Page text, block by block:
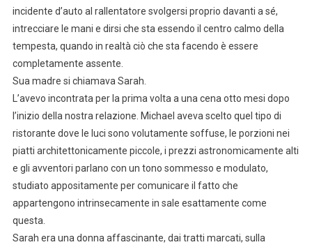
incidente d’auto al rallentatore svolgersi proprio davanti a sé,
intrecciare le mani e dirsi che sta essendo il centro calmo della
tempesta, quando in realtà ciò che sta facendo è essere
completamente assente.
Sua madre si chiamava Sarah.
L’avevo incontrata per la prima volta a una cena otto mesi dopo
l’inizio della nostra relazione. Michael aveva scelto quel tipo di
ristorante dove le luci sono volutamente soffuse, le porzioni nei
piatti architettonicamente piccole, i prezzi astronomicamente alti
e gli avventori parlano con un tono sommesso e modulato,
studiato appositamente per comunicare il fatto che
appartengono intrinsecamente in sale esattamente come
questa.
Sarah era una donna affascinante, dai tratti marcati, sulla